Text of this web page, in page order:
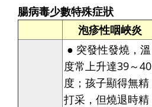
腸病毒少數特殊症狀
泡疹性咽峽炎
● 突發性發燒，溫
度常上升達39～40
度；孩子顯得無精
打采，但燒退時精